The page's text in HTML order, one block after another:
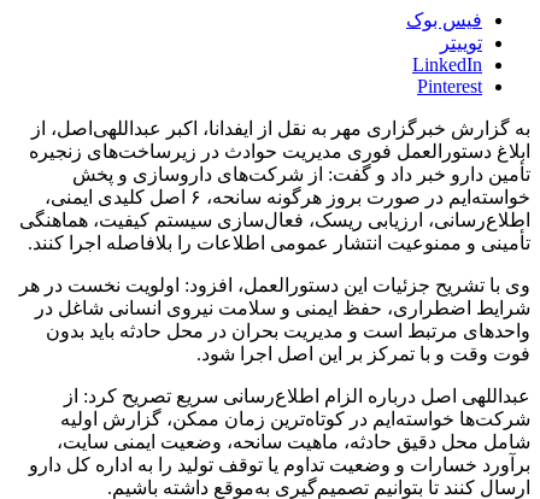
فیس بوک
توییتر
LinkedIn
Pinterest
به گزارش خبرگزاری مهر به نقل از ایفدانا، اکبر عبداللهی‌اصل، از
ابلاغ دستورالعمل فوری مدیریت حوادث در زیرساخت‌های زنجیره
تأمین دارو خبر داد و گفت: از شرکت‌های داروسازی و پخش
خواسته‌ایم در صورت بروز هرگونه سانحه، ۶ اصل کلیدی ایمنی،
اطلاع‌رسانی، ارزیابی ریسک، فعال‌سازی سیستم کیفیت، هماهنگی
تأمینی و ممنوعیت انتشار عمومی اطلاعات را بلافاصله اجرا کنند.
وی با تشریح جزئیات این دستورالعمل، افزود: اولویت نخست در هر
شرایط اضطراری، حفظ ایمنی و سلامت نیروی انسانی شاغل در
واحدهای مرتبط است و مدیریت بحران در محل حادثه باید بدون
فوت وقت و با تمرکز بر این اصل اجرا شود.
عبداللهی اصل درباره الزام اطلاع‌رسانی سریع تصریح کرد: از
شرکت‌ها خواسته‌ایم در کوتاه‌ترین زمان ممکن، گزارش اولیه
شامل محل دقیق حادثه، ماهیت سانحه، وضعیت ایمنی سایت،
برآورد خسارات و وضعیت تداوم یا توقف تولید را به اداره کل دارو
ارسال کنند تا بتوانیم تصمیم‌گیری به‌موقع داشته باشیم.